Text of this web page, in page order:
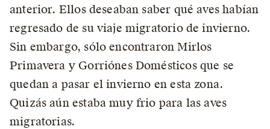
anterior. Ellos deseaban saber qué aves habían
regresado de su viaje migratorio de invierno.
Sin embargo, sólo encontraron Mirlos
Primavera y Gorriónes Domésticos que se
quedan a pasar el invierno en esta zona.
Quizás aún estaba muy frio para las aves
migratorias.